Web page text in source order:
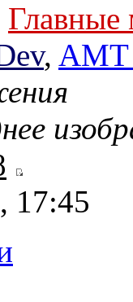
Главные
, AMT
17:45